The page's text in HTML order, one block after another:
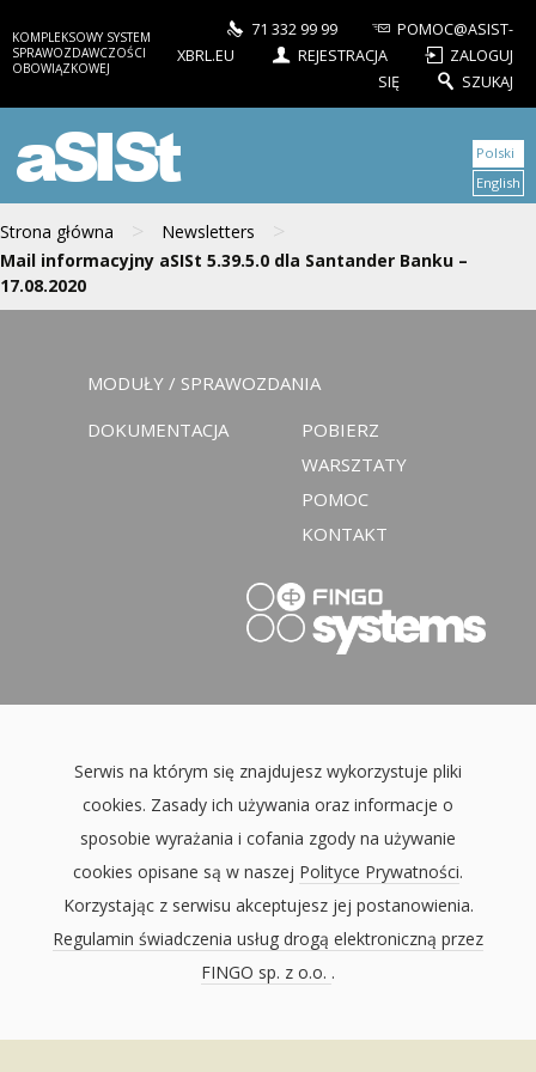
KOMPLEKSOWY SYSTEM
SPRAWOZDAWCZOŚCI
OBOWIĄZKOWEJ
71 332 99 99
POMOC@ASIST-
XBRL.EU
REJESTRACJA
ZALOGUJ
SIĘ
SZUKAJ
aSISt
Strona główna > Newsletters >
Mail informacyjny aSISt 5.39.5.0 dla Santander Banku –
17.08.2020
Polski
English
MODUŁY / SPRAWOZDANIA
DOKUMENTACJA
POBIERZ
WARSZTATY
POMOC
KONTAKT
Serwis na którym się znajdujesz wykorzystuje pliki
cookies. Zasady ich używania oraz informacje o
sposobie wyrażania i cofania zgody na używanie
cookies opisane są w naszej Polityce Prywatności.
Korzystając z serwisu akceptujesz jej postanowienia.
Regulamin świadczenia usług drogą elektroniczną przez
FINGO sp. z o.o. .